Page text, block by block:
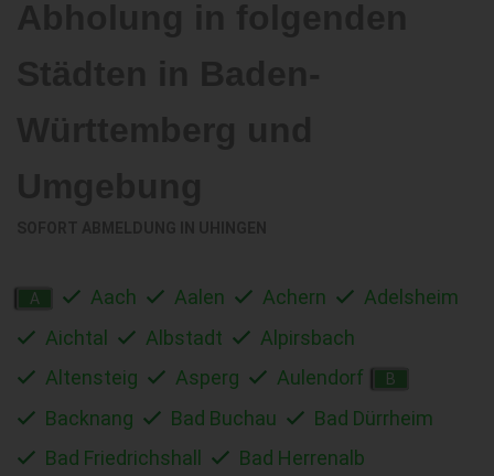
A Aach Aalen Achern
Adelsheim
Aichtal
Albstadt
Alpirsbach
Altensteig
Asperg Aulendorf B
Backnang Bad Buchau
Bad Dürrheim
Bad Friedrichshall
Bad Herrenalb